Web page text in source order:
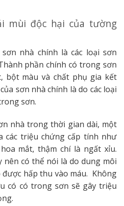
mùi độc hại của tường
nhà chính là các loại sơn
phần chính có trong sơn
bột màu và chất phụ gia kết
sơn nhà chính là do các loại
sơn.
nhà trong thời gian dài, một
các triệu chứng cấp tính như
mắt, thậm chí là ngất xỉu.
nên có thể nói là do dung môi
hấp thu vào máu. Không
có có trong sơn sẽ gây triệu